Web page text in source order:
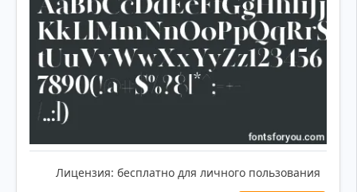
Лицензия: бесплатно для личного пользования